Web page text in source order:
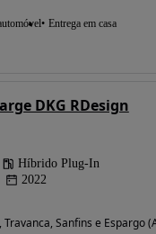
Entrega em casa
DKG RDesign
Híbrido Plug-In
2022
Sanfins e Espargo